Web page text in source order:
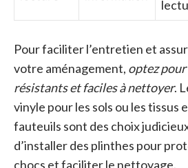
Pour faciliter l’entretien et
votre aménagement, optez
résistants et faciles à nettoyer.
vinyle pour les sols ou les tissus
fauteuils sont des choix
d’installer des plinthes pour
chocs et faciliter le nettoyage.